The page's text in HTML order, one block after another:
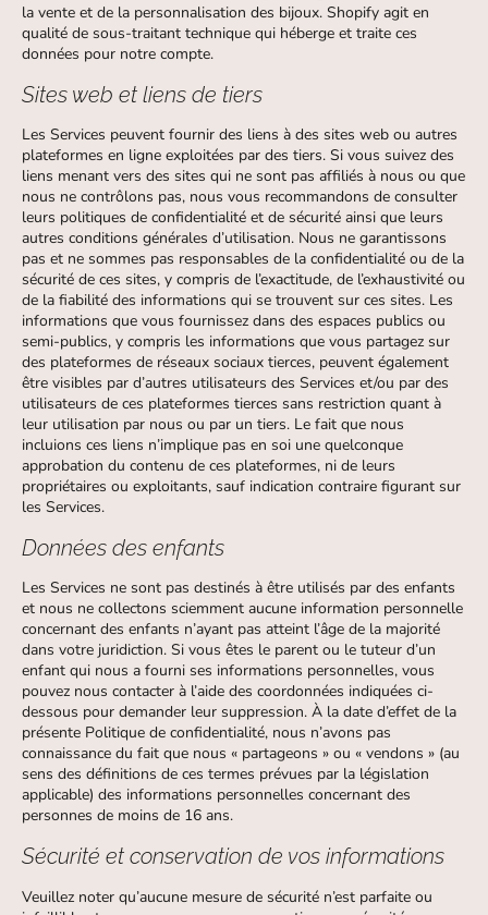
la vente et de la personnalisation des bijoux. Shopify agit en
qualité de sous-traitant technique qui héberge et traite ces
données pour notre compte.
Sites web et liens de tiers
Les Services peuvent fournir des liens à des sites web ou autres
plateformes en ligne exploitées par des tiers. Si vous suivez des
liens menant vers des sites qui ne sont pas affiliés à nous ou que
nous ne contrôlons pas, nous vous recommandons de consulter
leurs politiques de confidentialité et de sécurité ainsi que leurs
autres conditions générales d’utilisation. Nous ne garantissons
pas et ne sommes pas responsables de la confidentialité ou de la
sécurité de ces sites, y compris de l’exactitude, de l’exhaustivité ou
de la fiabilité des informations qui se trouvent sur ces sites. Les
informations que vous fournissez dans des espaces publics ou
semi-publics, y compris les informations que vous partagez sur
des plateformes de réseaux sociaux tierces, peuvent également
être visibles par d’autres utilisateurs des Services et/ou par des
utilisateurs de ces plateformes tierces sans restriction quant à
leur utilisation par nous ou par un tiers. Le fait que nous
incluions ces liens n’implique pas en soi une quelconque
approbation du contenu de ces plateformes, ni de leurs
propriétaires ou exploitants, sauf indication contraire figurant sur
les Services.
Données des enfants
Les Services ne sont pas destinés à être utilisés par des enfants
et nous ne collectons sciemment aucune information personnelle
concernant des enfants n’ayant pas atteint l’âge de la majorité
dans votre juridiction. Si vous êtes le parent ou le tuteur d’un
enfant qui nous a fourni ses informations personnelles, vous
pouvez nous contacter à l’aide des coordonnées indiquées ci-
dessous pour demander leur suppression. À la date d’effet de la
présente Politique de confidentialité, nous n’avons pas
connaissance du fait que nous « partageons » ou « vendons » (au
sens des définitions de ces termes prévues par la législation
applicable) des informations personnelles concernant des
personnes de moins de 16 ans.
Sécurité et conservation de vos informations
Veuillez noter qu’aucune mesure de sécurité n’est parfaite ou